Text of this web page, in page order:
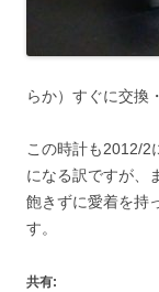
らか）すぐに交換
この時計も2012/2
になる訳ですが、
飽きずに愛着を持
す。
共有: